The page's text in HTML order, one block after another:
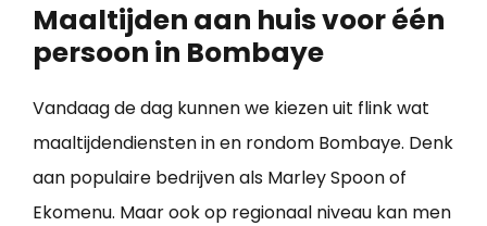
Maaltijden aan huis voor één
persoon in Bombaye
Vandaag de dag kunnen we kiezen uit flink wat
maaltijdendiensten in en rondom Bombaye. Denk
aan populaire bedrijven als Marley Spoon of
Ekomenu. Maar ook op regionaal niveau kan men